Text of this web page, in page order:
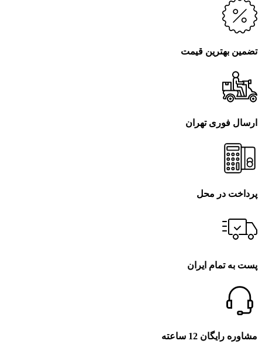
تضمین بهترین قیمت
ارسال فوری تهران
پرداخت در محل
پست به تمام ایران
مشاوره رایگان 12 ساعته